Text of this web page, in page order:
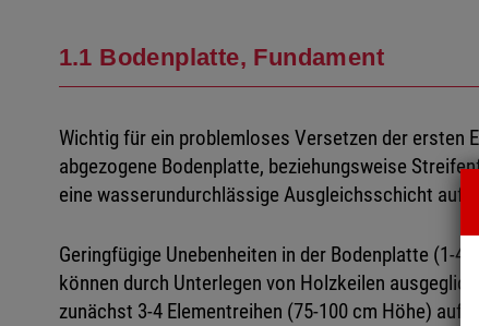
1.1 Bodenplatte, Fundament
Wichtig für ein problemloses Versetzen der ersten
abgezogene Bodenplatte, beziehungsweise
eine wasserundurchlässige Ausgleichsschicht
Geringfügige Unebenheiten in der Bodenplatte (1-4
können durch Unterlegen von Holzkeilen
zunächst 3-4 Elementreihen (75-100 cm Höhe)